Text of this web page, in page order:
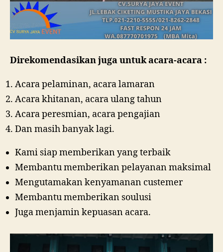
Direkomendasikan juga untuk acara-acara :
Acara pelaminan, acara lamaran
Acara khitanan, acara ulang tahun
Acara peresmian, acara pengajian
Dan masih banyak lagi.
Kami siap memberikan yang terbaik
Membantu memberikan pelayanan maksimal
Mengutamakan kenyamanan custemer
Membantu memberikan soulusi
Juga menjamin kepuasan acara.